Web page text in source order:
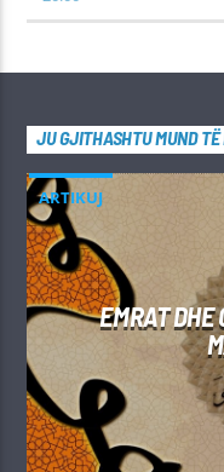
JU GJITHASHTU MUND TË
ARTIKUJ
EMRAT